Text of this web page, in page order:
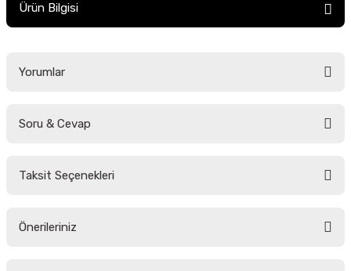
Ürün Bilgisi
Yorumlar
Soru & Cevap
Taksit Seçenekleri
Önerileriniz